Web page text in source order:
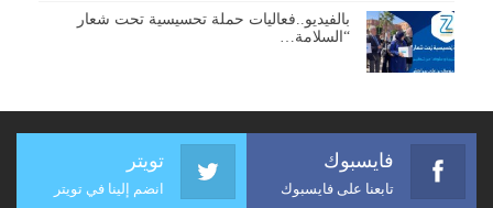
بالفيديو..فعاليات حملة تحسيسية تحت شعار
“السلامة…
فايسبوك
تابعنا على فايسبوك
تويتر
انضم إلينا في تويتر